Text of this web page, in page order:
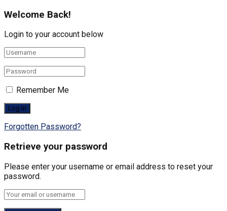
Welcome Back!
Login to your account below
Remember Me
Forgotten Password?
Retrieve your password
Please enter your username or email address to reset your
password.